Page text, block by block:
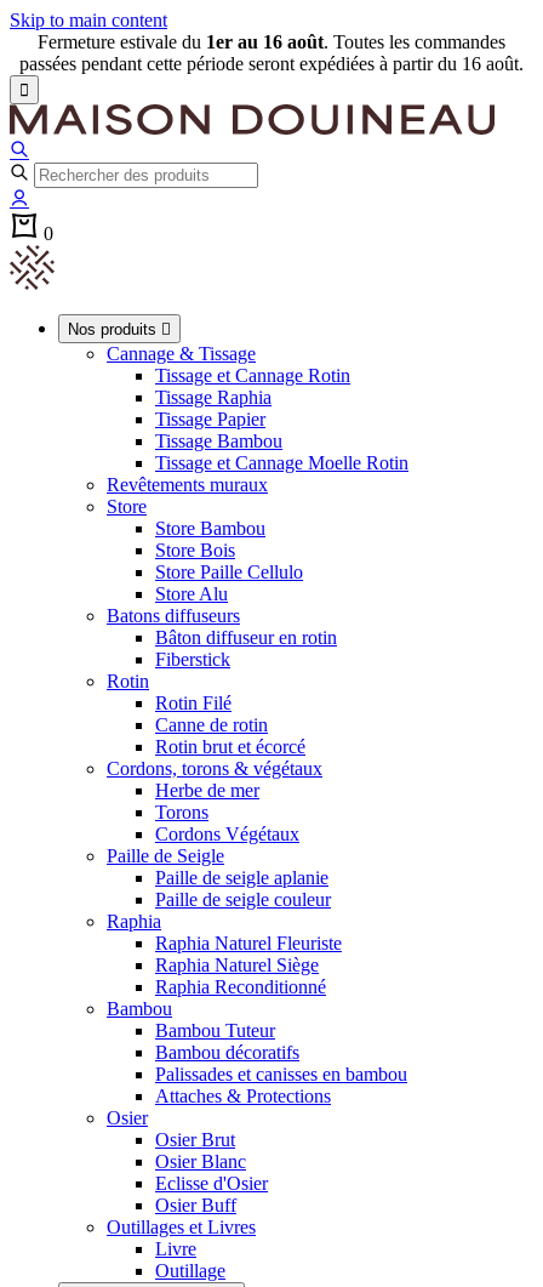
Skip to main content
Fermeture estivale du 1er au 16 août. Toutes les commandes
passées pendant cette période seront expédiées à partir du 16 août.

0
Nos produits 
Cannage & Tissage
Tissage et Cannage Rotin
Tissage Raphia
Tissage Papier
Tissage Bambou
Tissage et Cannage Moelle Rotin
Revêtements muraux
Store
Store Bambou
Store Bois
Store Paille Cellulo
Store Alu
Batons diffuseurs
Bâton diffuseur en rotin
Fiberstick
Rotin
Rotin Filé
Canne de rotin
Rotin brut et écorcé
Cordons, torons & végétaux
Herbe de mer
Torons
Cordons Végétaux
Paille de Seigle
Paille de seigle aplanie
Paille de seigle couleur
Raphia
Raphia Naturel Fleuriste
Raphia Naturel Siège
Raphia Reconditionné
Bambou
Bambou Tuteur
Bambou décoratifs
Palissades et canisses en bambou
Attaches & Protections
Osier
Osier Brut
Osier Blanc
Eclisse d'Osier
Osier Buff
Outillages et Livres
Livre
Outillage